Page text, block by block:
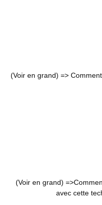
(Voir en grand) =>
(Voir en grand) =>
avec cette